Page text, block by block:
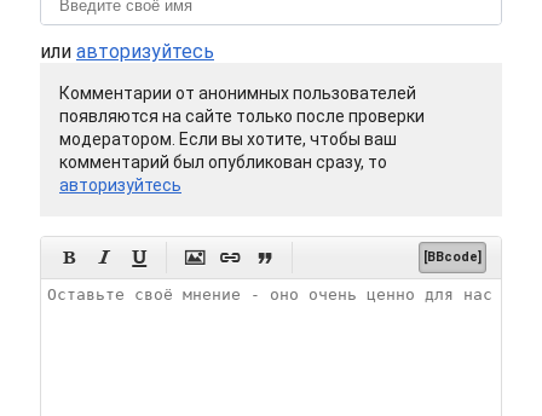
или авторизуйтесь
Комментарии от анонимных пользователей
появляются на сайте только после проверки
модератором. Если вы хотите, чтобы ваш
комментарий был опубликован сразу, то
авторизуйтесь
      [BBcode]